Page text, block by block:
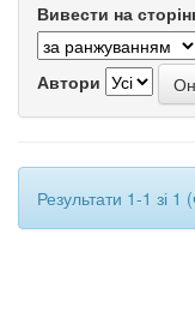
Вивести на
Автори
Результати 1-1 зі